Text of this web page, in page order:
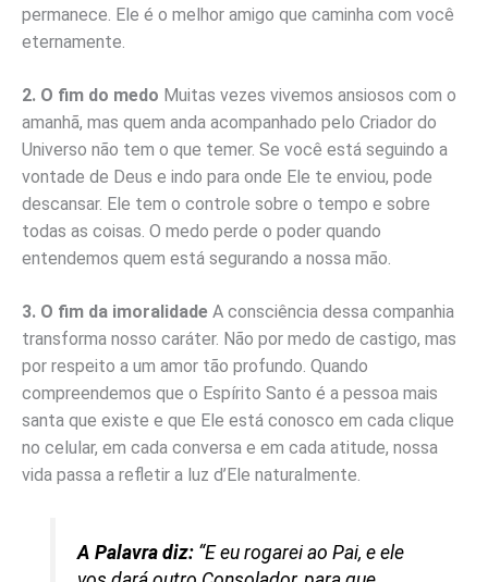
permanece. Ele é o melhor amigo que caminha com você
eternamente.
2. O fim do medo Muitas vezes vivemos ansiosos com o
amanhã, mas quem anda acompanhado pelo Criador do
Universo não tem o que temer. Se você está seguindo a
vontade de Deus e indo para onde Ele te enviou, pode
descansar. Ele tem o controle sobre o tempo e sobre
todas as coisas. O medo perde o poder quando
entendemos quem está segurando a nossa mão.
3. O fim da imoralidade A consciência dessa companhia
transforma nosso caráter. Não por medo de castigo, mas
por respeito a um amor tão profundo. Quando
compreendemos que o Espírito Santo é a pessoa mais
santa que existe e que Ele está conosco em cada clique
no celular, em cada conversa e em cada atitude, nossa
vida passa a refletir a luz d’Ele naturalmente.
A Palavra diz: “E eu rogarei ao Pai, e ele